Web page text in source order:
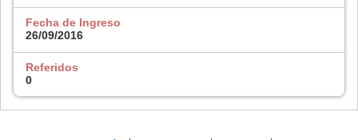
Fecha de Ingreso
26/09/2016
Referidos
0